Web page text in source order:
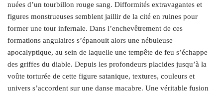
nuées d’un tourbillon rouge sang. Difformités extravagantes et
figures monstrueuses semblent jaillir de la cité en ruines pour
former une tour infernale. Dans l’enchevêtrement de ces
formations angulaires s’épanouit alors une nébuleuse
apocalyptique, au sein de laquelle une tempête de feu s’échappe
des griffes du diable. Depuis les profondeurs placides jusqu’à la
voûte torturée de cette figure satanique, textures, couleurs et
univers s’accordent sur une danse macabre. Une véritable fusion